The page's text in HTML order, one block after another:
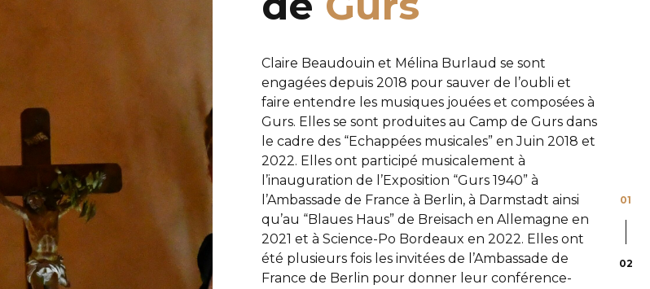
Claire Beaudouin et Mélina Burlaud se sont
engagées depuis 2018 pour sauver de l’oubli et
faire entendre les musiques jouées et composées à
Gurs. Elles se sont produites au Camp de Gurs dans
le cadre des “Echappées musicales” en Juin 2018 et
2022. Elles ont participé musicalement à
l’inauguration de l’Exposition “Gurs 1940” à
l’Ambassade de France à Berlin, à Darmstadt ainsi
qu’au “Blaues Haus” de Breisach en Allemagne en
2021 et à Science-Po Bordeaux en 2022. Elles ont
été plusieurs fois les invitées de l’Ambassade de
France de Berlin pour donner leur conférence-
01
02